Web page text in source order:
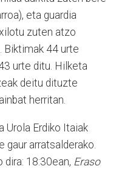
eta guardia
zuten atzo
Biktimak 44 urte
urte ditu. Hilketa
deitu dituzte
herritan.
Urola Erdiko Itaiak
gaur arratsalderako.
dira: 18:30ean, Eraso